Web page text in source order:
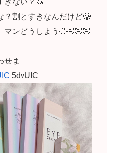
？割とすきなんだけど🥲
マンどうしよう🤣🤣🤣🤣
せま
5dvUIC